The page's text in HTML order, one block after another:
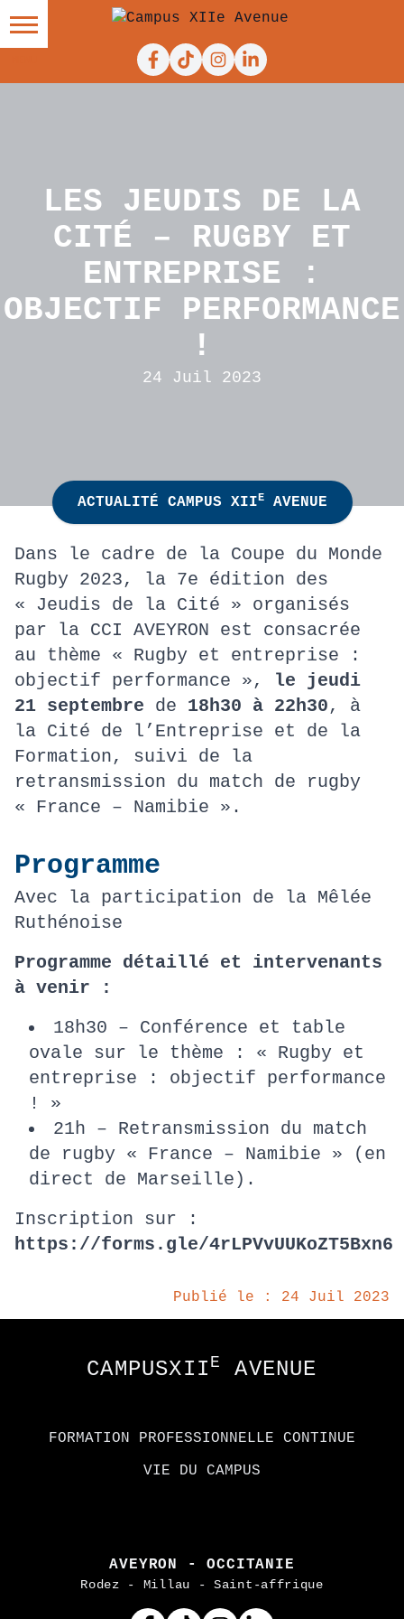
Facebook
TiktokInstagram
Linkedin
LES JEUDIS DE LA
CITÉ – RUGBY ET
ENTREPRISE :
OBJECTIF PERFORMANCE
!
24 Juil 2023
ACTUALITÉ CAMPUS XIIEAVENUE
Dans le cadre de la Coupe du Monde
Rugby 2023, la 7e édition des
« Jeudis de la Cité » organisés
par la CCI AVEYRON est consacrée
au thème « Rugby et entreprise :
objectif performance », le jeudi
21 septembre de 18h30 à 22h30, à
la Cité de l’Entreprise et de la
Formation, suivi de la
retransmission du match de rugby
« France – Namibie ».
Programme
Avec la participation de la Mêlée
Ruthénoise
Programme détaillé et intervenants
à venir :
18h30 – Conférence et table
ovale sur le thème : « Rugby et
entreprise : objectif performance
! »
21h – Retransmission du match
de rugby « France – Namibie » (en
direct de Marseille).
Inscription sur :
https://forms.gle/4rLPVvUUKoZT5Bxn6
Publié le : 24 Juil 2023
CAMPUSXII E AVENUE
FORMATION PROFESSIONNELLE CONTINUE
VIE DU CAMPUS
AVEYRON - OCCITANIE
Rodez - Millau - Saint-affrique